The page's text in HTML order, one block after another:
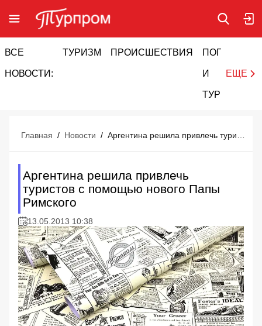
ВСЕ
НОВОСТИ:
ТУРИЗМ ПРОИСШЕСТВИЯ ПОГОДА
И
ТУРИЗМ
ЕЩЕ
Главная / Новости /
Аргентина решила привлечь
туристов с помощью нового Папы
Римского
13.05.2013 10:38